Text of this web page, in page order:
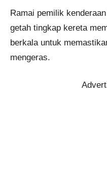
Ramai pemilik
getah tingkap kereta
berkala untuk
mengeras.